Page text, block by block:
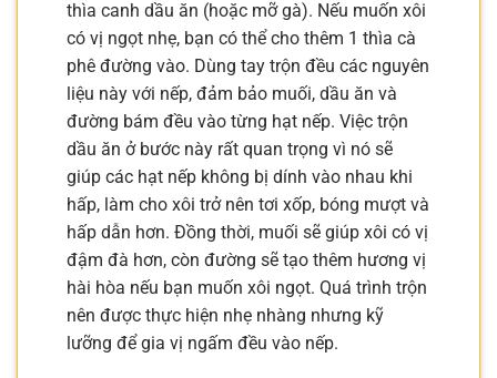
thìa canh dầu ăn (hoặc mỡ gà). Nếu muốn xôi
có vị ngọt nhẹ, bạn có thể cho thêm 1 thìa cà
phê đường vào. Dùng tay trộn đều các nguyên
liệu này với nếp, đảm bảo muối, dầu ăn và
đường bám đều vào từng hạt nếp. Việc trộn
dầu ăn ở bước này rất quan trọng vì nó sẽ
giúp các hạt nếp không bị dính vào nhau khi
hấp, làm cho xôi trở nên tơi xốp, bóng mượt và
hấp dẫn hơn. Đồng thời, muối sẽ giúp xôi có vị
đậm đà hơn, còn đường sẽ tạo thêm hương vị
hài hòa nếu bạn muốn xôi ngọt. Quá trình trộn
nên được thực hiện nhẹ nhàng nhưng kỹ
lưỡng để gia vị ngấm đều vào nếp.